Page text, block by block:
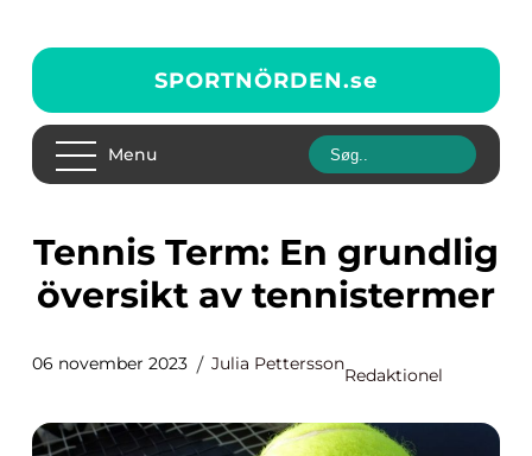
SPORTNÖRDEN.se
Menu
Tennis Term: En grundlig
översikt av tennistermer
06 november 2023 Julia Pettersson
Redaktionel